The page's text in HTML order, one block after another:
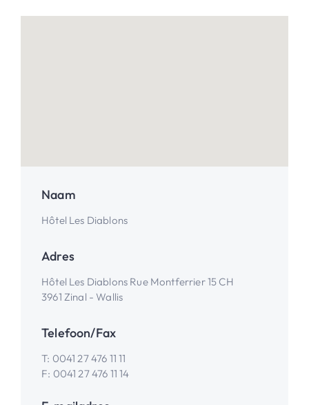
Naam
Hôtel Les Diablons
Adres
Hôtel Les Diablons Rue Montferrier 15 CH
3961 Zinal - Wallis
Telefoon/Fax
T: 0041 27 476 11 11
F: 0041 27 476 11 14